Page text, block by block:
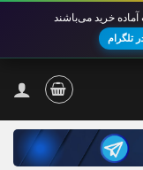
خرید می‌باشند
تلگرام